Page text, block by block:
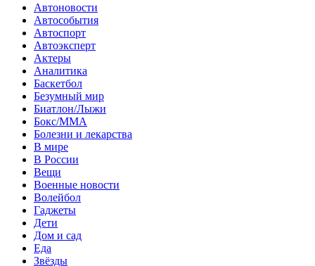
Автоновости
Автособытия
Автоспорт
Автоэксперт
Актеры
Аналитика
Баскетбол
Безумный мир
Биатлон/Лыжи
Бокс/MMA
Болезни и лекарства
В мире
В России
Вещи
Военные новости
Волейбол
Гаджеты
Дети
Дом и сад
Еда
Звёзды